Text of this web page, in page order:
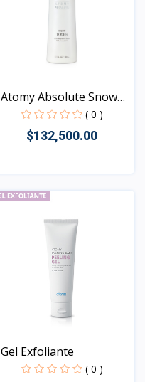
Atomy Absolute Snow
Ton...
( 0 )
$132,500.00
Gel Exfoliante
( 0 )